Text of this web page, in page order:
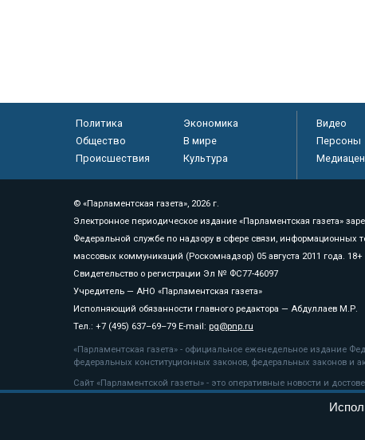
Политика
Экономика
Общество
В мире
Происшествия
Культура
Видео
Персоны
© «Парламентская газета», 2026 г.
Электронное периодическое издание «Парламентская газета»
Федеральной службе по надзору в сфере связи, информационных
массовых коммуникаций (Роскомнадзор) 05 августа 2011 года. 18+
Свидетельство о регистрации Эл № ФС77-46097
Учредитель — АНО «Парламентская газета»
Исполняющий обязанности главного редактора — Абдуллаев М.Р.
Тел.: +7 (495) 637–69–79 E-mail: pg@pnp.ru
«Парламентская газета» - официальное еженедельное издание
федеральных конституционных законов, федеральных законов и
Сайт «Парламентской газеты» - это оперативные новости и
«Парламентской газеты» активная ссылка на pnp.ru обязательна.
рекомендательные